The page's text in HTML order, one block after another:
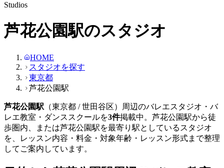
Studios
芦花公園駅のスタジオ
HOME
スタジオを探す
東京都
芦花公園駅
芦花公園駅 （東京都 / 世田谷区）周辺のバレエスタジオ・バ
レエ教室・ダンススクールを3件掲載中。 芦花公園駅から徒
歩圏内、または芦花公園駅を最寄り駅としているスタジオ
を、レッスン内容・料金・対象年齢・レッスン形式まで整理
してご案内しています。